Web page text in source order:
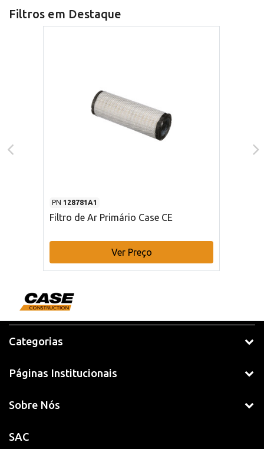
Filtros em Destaque
PN 128781A1
Filtro de Ar Primário Case CE
Ver Preço
Categorias
Páginas Institucionais
Sobre Nós
SAC